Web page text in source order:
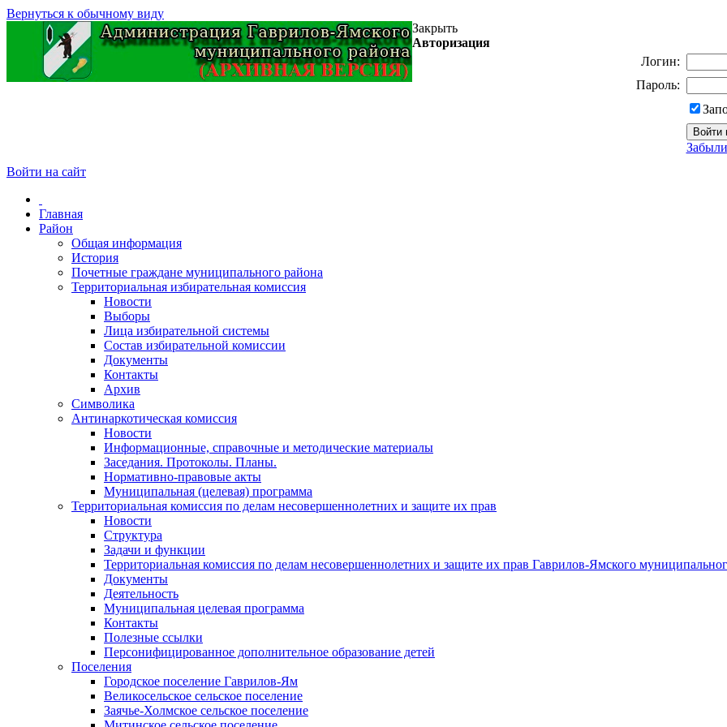
Вернуться к обычному виду
Закрыть
Авторизация
Логин:
Пароль:
Войти на сайт
Главная
Район
Общая информация
История
Почетные граждане муниципального района
Территориальная избирательная комиссия
Новости
Выборы
Лица избирательной системы
Состав избирательной комиссии
Документы
Контакты
Архив
Символика
Антинаркотическая комиссия
Новости
Информационные, справочные и методические материалы
Заседания. Протоколы. Планы.
Нормативно-правовые акты
Муниципальная (целевая) программа
Территориальная комиссия по делам несовершеннолетних и защите их прав
Новости
Структура
Задачи и функции
Территориальная комиссия по делам несовершеннолетних и защите их прав Гаврилов-Ямского
Документы
Деятельность
Муниципальная целевая программа
Контакты
Полезные ссылки
Персонифицированное дополнительное образование детей
Поселения
Городское поселение Гаврилов-Ям
Великосельское сельское поселение
Заячье-Холмское сельское поселение